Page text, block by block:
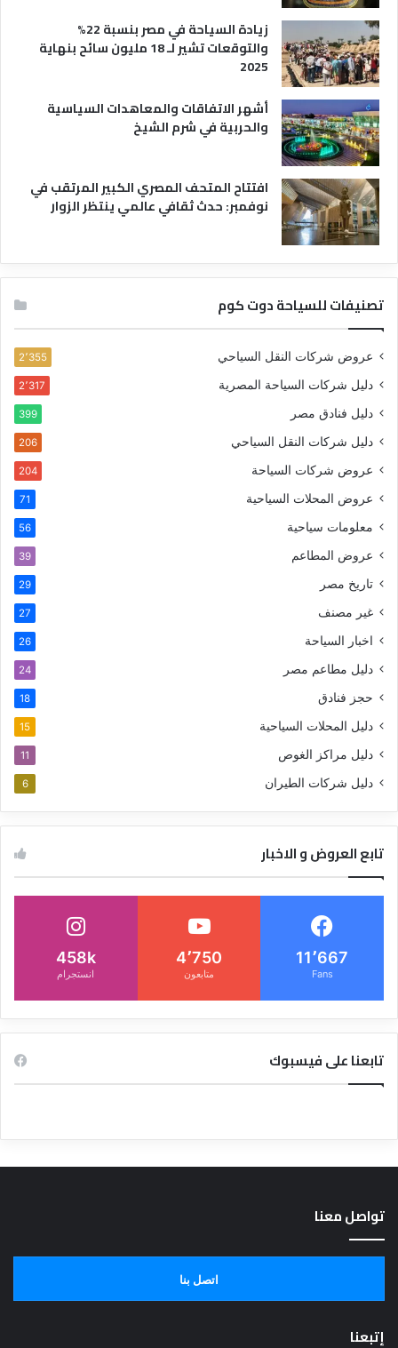
زيادة السياحة في مصر بنسبة 22%
والتوقعات تشير لـ 18 مليون سائح بنهاية
2025
أشهر الاتفاقات والمعاهدات السياسية
والحربية في شرم الشيخ
افتتاح المتحف المصري الكبير المرتقب في
نوفمبر: حدث ثقافي عالمي ينتظر الزوار
تصنيفات للسياحة دوت كوم
عروض شركات النقل السياحي 2٬355
دليل شركات السياحة المصرية 2٬317
دليل فنادق مصر 399
دليل شركات النقل السياحي 206
عروض شركات السياحة 204
عروض المحلات السياحية 71
معلومات سياحية 56
عروض المطاعم 39
تاريخ مصر 29
غير مصنف 27
اخبار السياحة 26
دليل مطاعم مصر 24
حجز فنادق 18
دليل المحلات السياحية 15
دليل مراكز الغوص 11
دليل شركات الطيران 6
تابع العروض و الاخبار
11٬667
Fans
4٬750
متابعون
458k
انستجرام
تابعنا على فيسبوك
تواصل معنا
اتصل بنا
إتبعنا